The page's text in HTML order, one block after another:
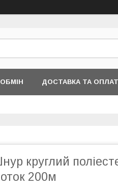
ДОСТАВКА ТА
круглий
200м